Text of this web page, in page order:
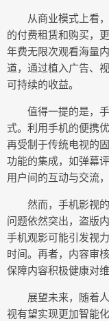
从商业模式上看
的付费租赁和购买，
年费无限次观看海量
道，通过植入广告、
可持续的收益。
值得一提的是，
式。利用手机的便携
再受制于传统电视的
功能的集成，如弹幕
用户间的互动与交流
然而，手机影视
问题依然突出，盗版
手机观影可能引发视
时间。再者，内容审
保障内容积极健康对
展望未来，随着
视有望实现更加智能